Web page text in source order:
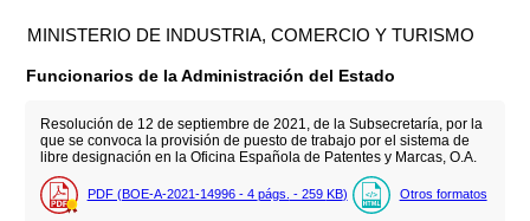
MINISTERIO DE INDUSTRIA, COMERCIO Y TURISMO
Funcionarios de la Administración del Estado
Resolución de 12 de septiembre de 2021, de la Subsecretaría, por la
que se convoca la provisión de puesto de trabajo por el sistema de
libre designación en la Oficina Española de Patentes y Marcas, O.A.
PDF (BOE-A-2021-14996 - 4 págs. - 259 KB) Otros formatos